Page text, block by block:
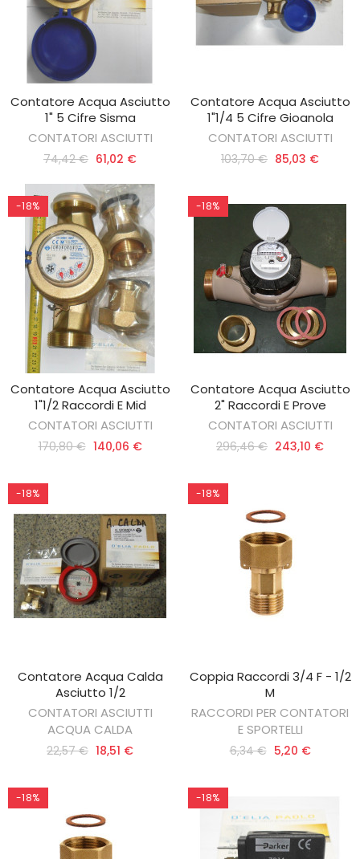
AGGIUNGI AL CARRELLO
Contatore Acqua Asciutto
1" 5 Cifre Sisma
CONTATORI ASCIUTTI
74,42 € 61,02 €
AGGIUNGI AL CARRELLO
Contatore Acqua Asciutto
1"1/4 5 Cifre Gioanola
CONTATORI ASCIUTTI
103,70 € 85,03 €
-18%
AGGIUNGI AL CARRELLO
Contatore Acqua Asciutto
1"1/2 Raccordi E Mid
CONTATORI ASCIUTTI
170,80 € 140,06 €
-18%
AGGIUNGI AL CARRELLO
Contatore Acqua Asciutto
2" Raccordi E Prove
CONTATORI ASCIUTTI
296,46 € 243,10 €
-18%
AGGIUNGI AL CARRELLO
Contatore Acqua Calda
Asciutto 1/2
CONTATORI ASCIUTTI
ACQUA CALDA
22,57 € 18,51 €
-18%
AGGIUNGI AL CARRELLO
Coppia Raccordi 3/4 F - 1/2
M
RACCORDI PER CONTATORI
E SPORTELLI
6,34 € 5,20 €
-18% -18%